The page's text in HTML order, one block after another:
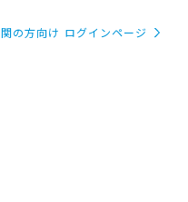
の方向け ログインページ